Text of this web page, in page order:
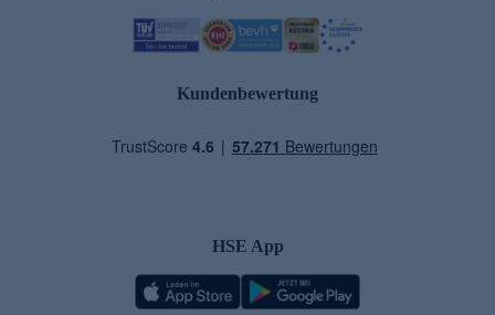
Kundenbewertung
HSE App